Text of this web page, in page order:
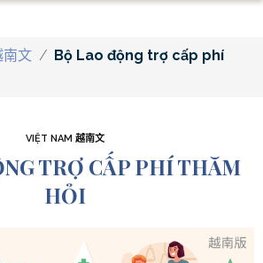
文 / Bộ Lao động trợ cấp phí
VIỆT NAM 越南文
TRỢ CẤP PHÍ THĂM
HỎI